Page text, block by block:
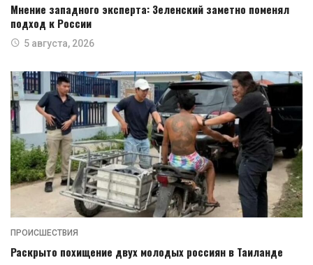
Мнение западного эксперта: Зеленский заметно поменял
подход к России
5 августа, 2026
ПРОИСШЕСТВИЯ
Раскрыто похищение двух молодых россиян в Таиланде